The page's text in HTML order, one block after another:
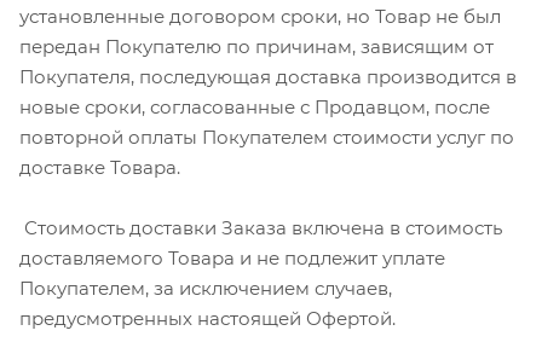
установленные договором сроки, но Товар не был
передан Покупателю по причинам, зависящим от
Покупателя, последующая доставка производится в
новые сроки, согласованные с Продавцом, после
повторной оплаты Покупателем стоимости услуг по
доставке Товара.
Стоимость доставки Заказа включена в стоимость
доставляемого Товара и не подлежит уплате
Покупателем, за исключением случаев,
предусмотренных настоящей Офертой.